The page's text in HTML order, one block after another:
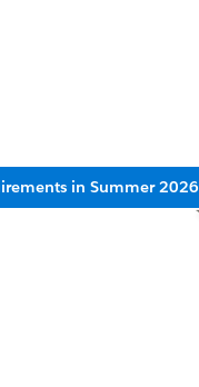
in Summer 2026